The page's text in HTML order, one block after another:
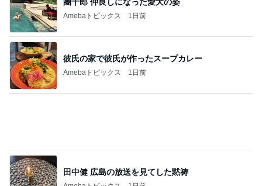
Amebaトピックス
記事を読む